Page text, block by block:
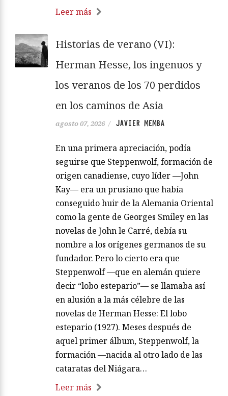
Leer más
Historias de verano (VI):
Herman Hesse, los ingenuos y
los veranos de los 70 perdidos
en los caminos de Asia
agosto 07, 2026 / JAVIER MEMBA
En una primera apreciación, podía
seguirse que Steppenwolf, formación de
origen canadiense, cuyo líder —John
Kay— era un prusiano que había
conseguido huir de la Alemania Oriental
como la gente de Georges Smiley en las
novelas de John le Carré, debía su
nombre a los orígenes germanos de su
fundador. Pero lo cierto era que
Steppenwolf —que en alemán quiere
decir “lobo estepario”— se llamaba así
en alusión a la más célebre de las
novelas de Herman Hesse: El lobo
estepario (1927). Meses después de
aquel primer álbum, Steppenwolf, la
formación —nacida al otro lado de las
cataratas del Niágara…
Leer más